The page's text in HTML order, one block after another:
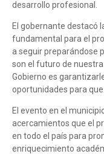
desarrollo profesional.
El gobernante destacó
fundamental para el
a seguir preparándose
son el futuro de
Gobierno es
oportunidades para
El evento en el
acercamientos que el
en todo el país para
enriquecimiento